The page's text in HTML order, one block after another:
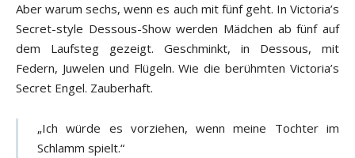
Aber warum sechs, wenn es auch mit fünf geht. In Victoria’s
Secret-style Dessous-Show werden Mädchen ab fünf auf
dem Laufsteg gezeigt. Geschminkt, in Dessous, mit
Federn, Juwelen und Flügeln. Wie die berühmten Victoria’s
Secret Engel. Zauberhaft.
„Ich würde es vorziehen, wenn meine Tochter im
Schlamm spielt.“